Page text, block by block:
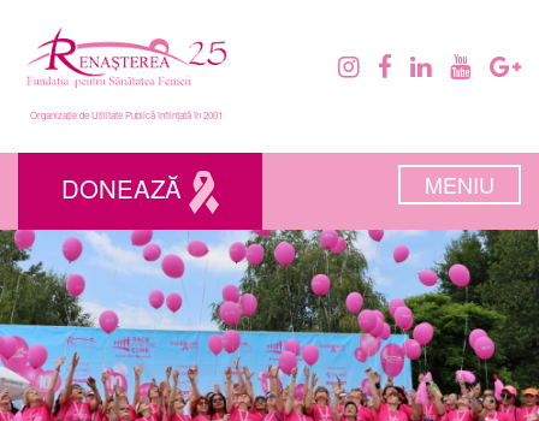
Organizație de Utilitate Publică înființată în 2001
DONEAZĂ MENIU